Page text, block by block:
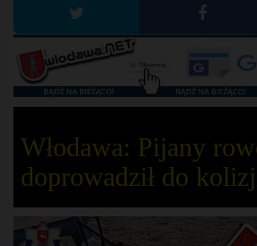
Włodawa: Pijany
doprowadził do